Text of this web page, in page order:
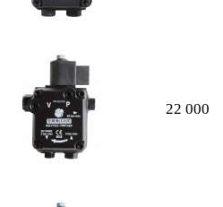
22 000